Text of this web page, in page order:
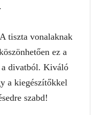
A tiszta vonalaknak
ez a
a divatból. Kiváló
a kiegészítőkkel
szabd!